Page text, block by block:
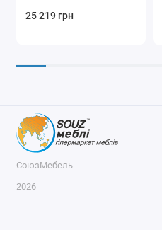
25 219 грн
СоюзМебель
2026